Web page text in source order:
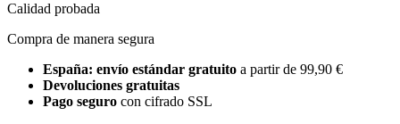
Calidad probada
Compra de manera segura
España: envío estándar gratuito a partir de 99,90 €
Devoluciones gratuitas
Pago seguro con cifrado SSL